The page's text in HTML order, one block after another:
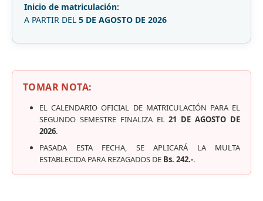
Inicio de matriculación:
A PARTIR DEL 5 DE AGOSTO DE 2026
TOMAR NOTA:
EL CALENDARIO OFICIAL DE MATRICULACIÓN PARA EL
SEGUNDO SEMESTRE FINALIZA EL21 DE AGOSTO DE
2026.
PASADA ESTA FECHA, SE APLICARÁ LA MULTA
ESTABLECIDA PARA REZAGADOS DE Bs. 242.-.